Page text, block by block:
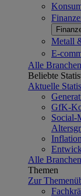
Metall
E-
Alle Branchen
Beliebte
Aktuelle
GfK-
Social-
Alle Branchen
Themen
Zur